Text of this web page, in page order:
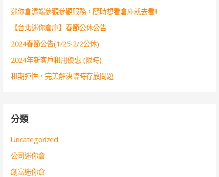
迷你倉遠端參觀參觀服務，隨時想看倉庫就去看!!
【台北迷你倉庫】春節公休公告
2024春節公告(1/25-2/2公休)
2024年新客戶租用優惠 (限時)
租期彈性，完美解決臨時存放問題
分類
Uncategorized
公司迷你倉
創富迷你倉